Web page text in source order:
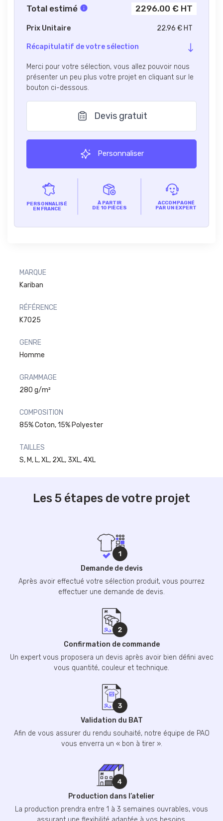
Total estimé 2296.00 € HT
Prix Unitaire 22.96 € HT
Récapitulatif de votre sélection
Merci pour votre sélection, vous allez pouvoir nous
présenter un peu plus votre projet en cliquant sur le
bouton ci-dessous.
Devis gratuit
Personnaliser
PERSONNALISÉ
EN FRANCE
À PARTIR
DE 10 PIÈCES
ACCOMPAGNÉ
PAR UN EXPERT
MARQUE
Kariban
RÉFÉRENCE
K7025
GENRE
Homme
GRAMMAGE
280 g/m²
COMPOSITION
85% Coton, 15% Polyester
TAILLES
S, M, L, XL, 2XL, 3XL, 4XL
Les 5 étapes de votre projet
Demande de devis
Après avoir effectué votre sélection produit, vous pourrez
effectuer une demande de devis.
Confirmation de commande
Un expert vous proposera un devis après avoir bien défini avec
vous quantité, couleur et technique.
Validation du BAT
Afin de vous assurer du rendu souhaité, notre équipe de PAO
vous enverra un « bon à tirer ».
Production dans l’atelier
La production prendra entre 1 à 3 semaines ouvrables, vous